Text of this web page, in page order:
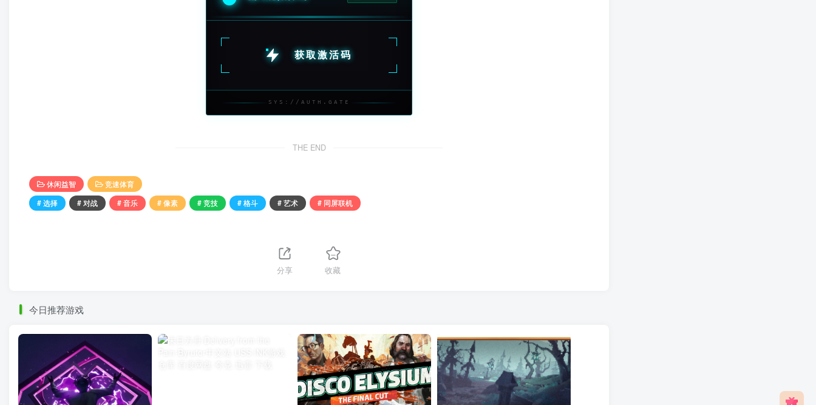
获取激活码
SYS://AUTH.GATE
THE END
休闲益智
竞速体育
# 选择
# 对战 # 音乐 # 像素 # 竞技 # 格斗 # 艺术 # 同屏联机
分享 收藏
今日推荐游戏